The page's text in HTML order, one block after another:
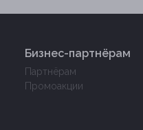
Бизнес-партнёрам
Партнёрам
Промоакции